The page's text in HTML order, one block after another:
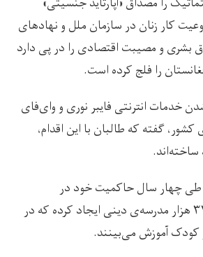
کار زنان در سازمان ملل و نهادهاى
بشرى و مصيبت اقتصادى را در پی دارد
را فلج كرده است.
خدمات انترنتی فایبر نوری و وای‌فای
گفته که طالبان با این اقدام،
ساخته‌اند.
طی چهار سال حاکمیت خود در
افغانستان، نزديک به ٣٢ هزار مدرسه‌ی دینی ايجاد كرده‌ كه در